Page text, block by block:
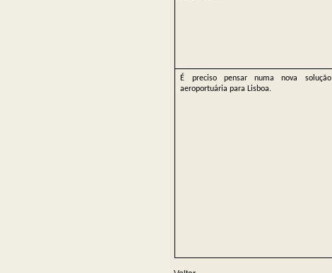
É preciso pensar numa nova solução
aeroportuária para Lisboa.